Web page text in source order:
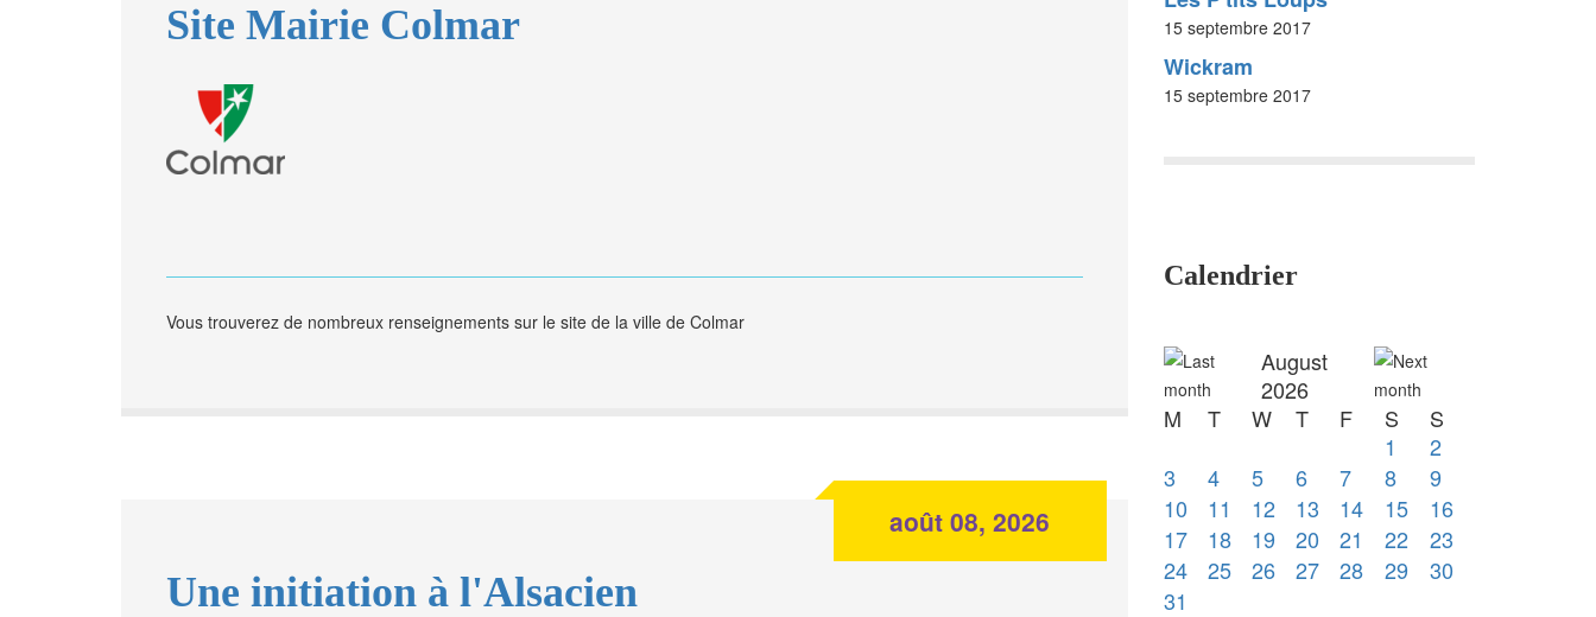
Site Mairie Colmar
Vous trouverez de nombreux renseignements sur le site de la ville de Colmar
Une initiation à l'Alsacien
août 08, 2026
15 septembre 2017
Wickram
15 septembre 2017
Calendrier
August
2026
M
T W T F S
S
1
2
3
4 5 6 7 8
9
10
11 12 13 14 15
16
17
18 19 20 21 22
23
24
25 26 27 28 29
30
31